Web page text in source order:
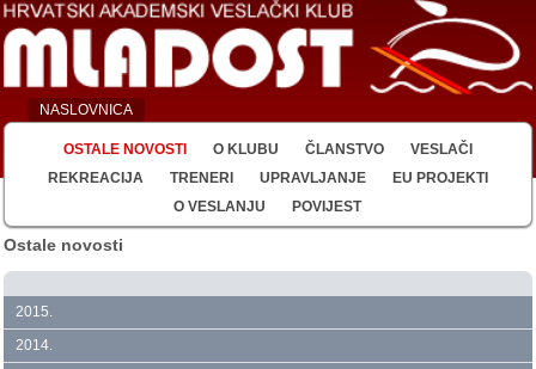
NASLOVNICA
OSTALE NOVOSTI O KLUBU ČLANSTVO
VESLAČI
REKREACIJA
TRENERI UPRAVLJANJE
EU PROJEKTI
O VESLANJU
POVIJEST
Ostale novosti
2015.
2014.